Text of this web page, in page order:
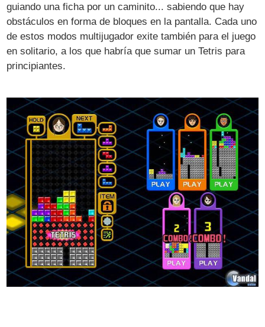
guiando una ficha por un caminito... sabiendo que hay
obstáculos en forma de bloques en la pantalla. Cada uno
de estos modos multijugador exite también para el juego
en solitario, a los que habría que sumar un Tetris para
principiantes.